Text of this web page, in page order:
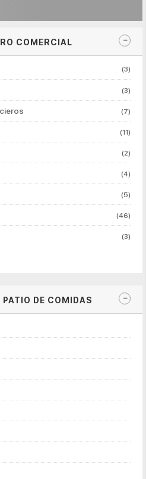
COMERCIAL
(3)
(3)
(7)
(11)
(2)
(4)
(5)
(46)
(3)
DE COMIDAS